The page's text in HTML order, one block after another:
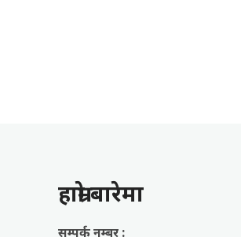
हाम्राे बारेमा
सम्पर्क नम्बर :